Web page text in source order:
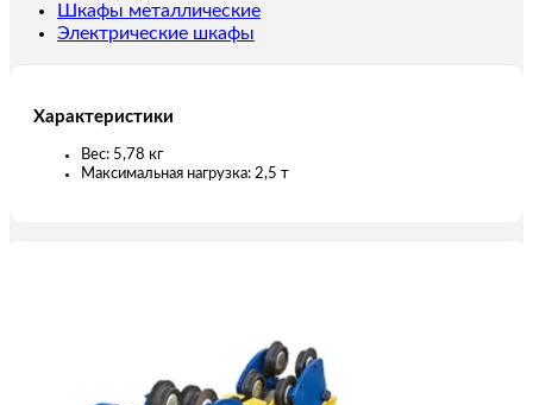
Шкафы металлические
Электрические шкафы
Характеристики
Вес: 5,78 кг
Максимальная нагрузка: 2,5 т